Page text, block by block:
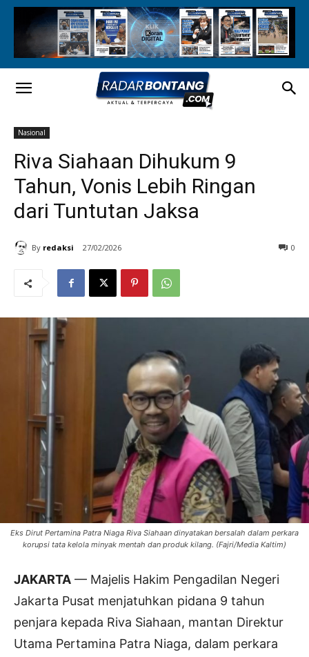
Nasional
Riva Siahaan Dihukum 9
Tahun, Vonis Lebih Ringan
dari Tuntutan Jaksa
By redaksi 27/02/2026 0
Eks Dirut Pertamina Patra Niaga Riva Siahaan dinyatakan bersalah dalam perkara
korupsi tata kelola minyak mentah dan produk kilang. (Fajri/Media Kaltim)
JAKARTA — Majelis Hakim Pengadilan Negeri
Jakarta Pusat menjatuhkan pidana 9 tahun
penjara kepada Riva Siahaan, mantan Direktur
Utama Pertamina Patra Niaga, dalam perkara